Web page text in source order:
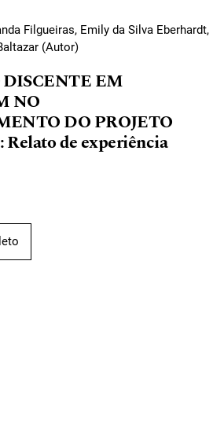
Filgueiras, Emily da Silva Eberhardt,
(Autor)
EM
NO
DO PROJETO
de experiência